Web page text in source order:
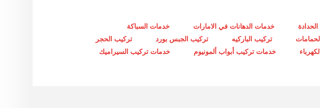
خدمات الدهانات في الامارات
خدمات السباكة
تركيب الباركيه تركيب الجبس بورد
تركيب الحجر
خدمات تركيب أبواب ألمونيوم
خدمات تركيب السيراميك